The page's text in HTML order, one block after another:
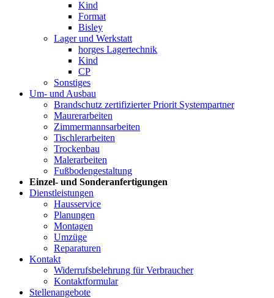
Kind
Format
Bisley
Lager und Werkstatt
horges Lagertechnik
Kind
CP
Sonstiges
Um- und Ausbau
Brandschutz zertifizierter Priorit Systempartner
Maurerarbeiten
Zimmermannsarbeiten
Tischlerarbeiten
Trockenbau
Malerarbeiten
Fußbodengestaltung
Einzel- und Sonderanfertigungen
Dienstleistungen
Hausservice
Planungen
Montagen
Umzüge
Reparaturen
Kontakt
Widerrufsbelehrung für Verbraucher
Kontaktformular
Stellenangebote